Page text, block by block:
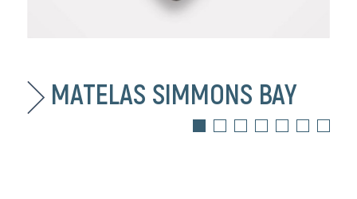
MATELAS SIMMONS BAY